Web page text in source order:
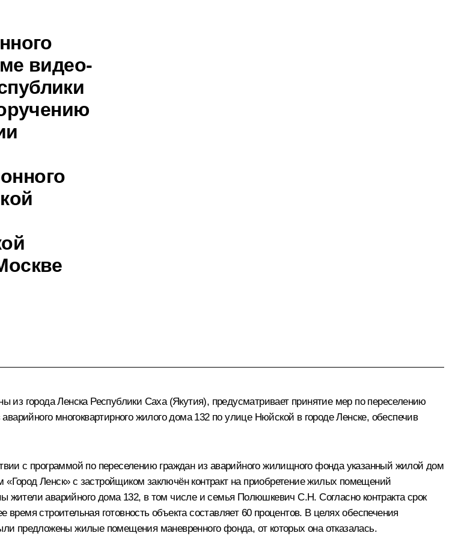
видео-
города Ленска Республики Саха (Якутия), предусматривает принятие мер по переселению
многоквартирного жилого дома 132 по улице Нюйской в городе Ленске, обеспечив
с программой по переселению граждан из аварийного жилищного фонда указанный жилой дом
Ленск» с застройщиком заключён контракт на приобретение жилых помещений
жители аварийного дома 132, в том числе и семья Полюшкевич С.Н. Согласно контракта срок
строительная готовность объекта составляет 60 процентов. В целях обеспечения
предложены жилые помещения маневренного фонда, от которых она отказалась.